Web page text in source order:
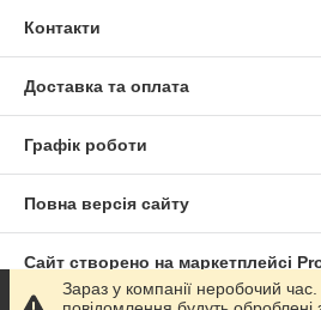
Контакти
Доставка та оплата
Графік роботи
Повна версія сайту
Сайт створено на маркетплейсі
Зараз у компанії неробочий